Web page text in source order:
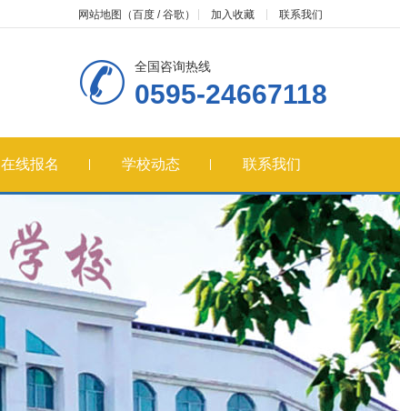
网站地图 （百度 /谷歌 ） 加入收藏 联系我们
全国咨询热线
0595-24667118
在线报名 学校动态 联系我们